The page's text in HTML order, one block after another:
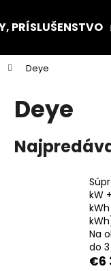
PRÍSLUŠENSTVO
Deye
Deye
kW
Na
do
€6
Čo